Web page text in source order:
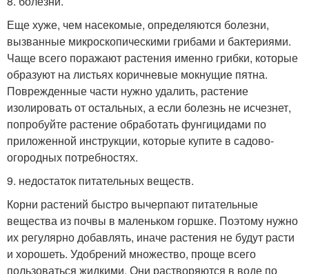
Еще хуже, чем насекомые, определяются болезни,
вызванные микроскопическими грибами и бактериями.
Чаще всего поражают растения именно грибки, которые
образуют на листьях коричневые мокнущие пятна.
Поврежденные части нужно удалить, растение
изолировать от остальных, а если болезнь не исчезнет,
попробуйте растение обработать фунгицидами по
приложенной инструкции, которые купите в садово-
огородных потребностях.
9. недостаток питательных веществ.
Корни растений быстро вычерпают питательные
вещества из почвы в маленьком горшке. Поэтому нужно
их регулярно добавлять, иначе растения не будут расти
и хорошеть. Удобрений множество, проще всего
пользоваться жидкими. Они растворяются в воде по